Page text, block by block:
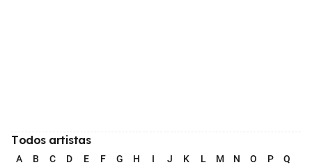
Todos artistas
A B C D E F G H I J K L M N O P Q